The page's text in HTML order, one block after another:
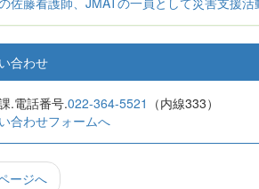
い合わせ
.電話番号.022-364-5521 （内線333）
合わせフォームへ
ージへ